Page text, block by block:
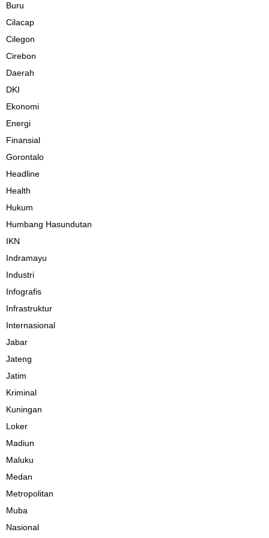
Buru
Cilacap
Cilegon
Cirebon
Daerah
DKI
Ekonomi
Energi
Finansial
Gorontalo
Headline
Health
Hukum
Humbang Hasundutan
IKN
Indramayu
Industri
Infografis
Infrastruktur
Internasional
Jabar
Jateng
Jatim
Kriminal
Kuningan
Loker
Madiun
Maluku
Medan
Metropolitan
Muba
Nasional